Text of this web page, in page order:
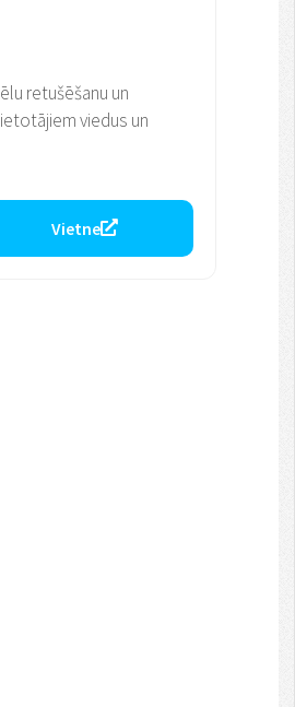
retušēšanu un
viedus un
Vietne